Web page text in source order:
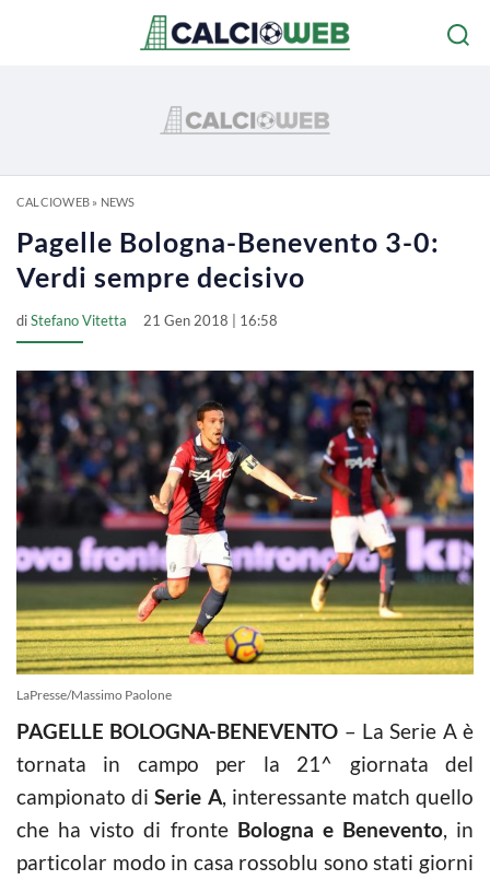
CALCIOWEB» NEWS
Pagelle Bologna-Benevento 3-0:
Verdi sempre decisivo
diStefano Vitetta 21 Gen 2018 | 16:58
LaPresse/Massimo Paolone
PAGELLE BOLOGNA-BENEVENTO – La Serie A è
tornata in campo per la 21^ giornata del
campionato di Serie A, interessante match quello
che ha visto di fronte Bologna e Benevento, in
particolar modo in casa rossoblu sono stati giorni